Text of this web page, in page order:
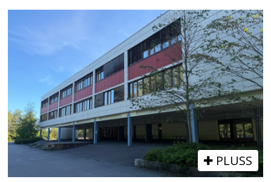
PLUSS